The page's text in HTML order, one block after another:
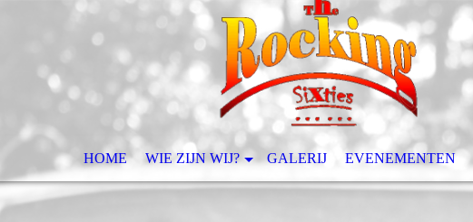
HOME WIE ZIJN WIJ? GALERIJ EVENEMENTEN